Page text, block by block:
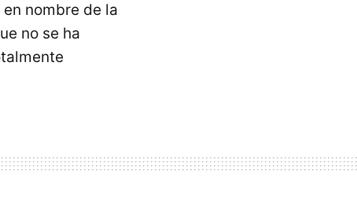
nombre de la
no se ha